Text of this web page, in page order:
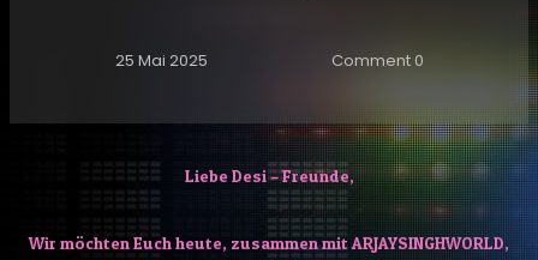
25 Mai 2025 Comment 0
Liebe Desi – Freunde,
Wir möchten Euch heute, zusammen mit ARJAYSINGHWORLD,